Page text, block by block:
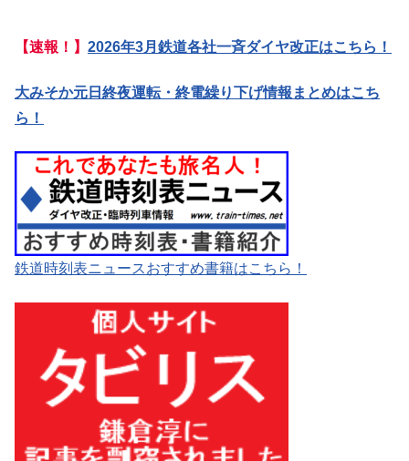
【速報！】 2026年3月鉄道各社一斉ダイヤ改正はこちら！
大みそか元日終夜運転・終電繰り下げ情報まとめはこち
ら！
鉄道時刻表ニュースおすすめ書籍はこちら！